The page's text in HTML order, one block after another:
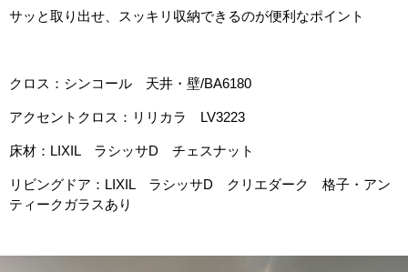
サッと取り出せ、スッキリ収納できるのが便利なポイント
クロス：シンコール 天井・壁/BA6180
アクセントクロス：リリカラ LV3223
床材：LIXIL ラシッサD チェスナット
リビングドア：LIXIL ラシッサD クリエダーク 格子・アン
ティークガラスあり